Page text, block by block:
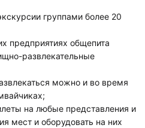
группами более 20
предприятиях общепита
развлекательные
можно и во время
на любые представления и
мест и оборудовать на них